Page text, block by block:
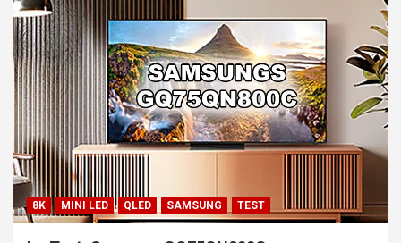
8K MINI LED QLED SAMSUNG TEST